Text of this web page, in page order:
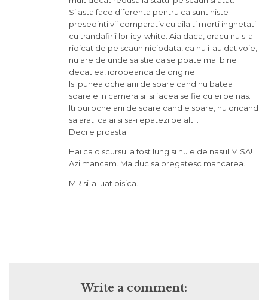
Si asta face diferenta pentru ca sunt niste
presedinti vii comparativ cu ailalti morti inghetati
cu trandafirii lor icy-white. Aia daca, dracu nu s-a
ridicat de pe scaun niciodata, ca nu i-au dat voie,
nu are de unde sa stie ca se poate mai bine
decat ea, ioropeanca de origine.
Isi punea ochelarii de soare cand nu batea
soarele in camera si isi facea selfie cu ei pe nas.
Iti pui ochelarii de soare cand e soare, nu oricand
sa arati ca ai si sa-i epatezi pe altii.
Deci e proasta.
Hai ca discursul a fost lung si nu e de nasul MISA!
Azi mancam. Ma duc sa pregatesc mancarea.
MR si-a luat pisica.
Write a comment: